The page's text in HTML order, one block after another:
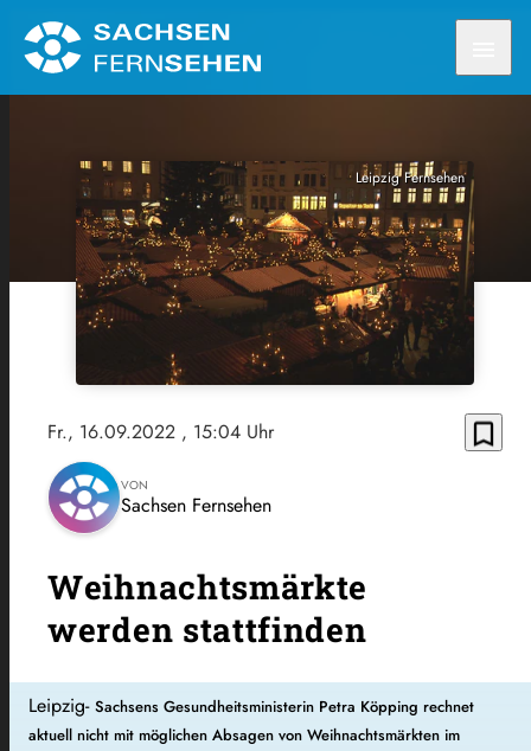
Leipzig Fernsehen
Fr., 16.09.2022 , 15:04 Uhr bookmark_border
VON
Sachsen Fernsehen
Weihnachtsmärkte
werden stattfinden
Leipzig- Sachsens Gesundheitsministerin Petra Köpping rechnet
aktuell nicht mit möglichen Absagen von Weihnachtsmärkten im